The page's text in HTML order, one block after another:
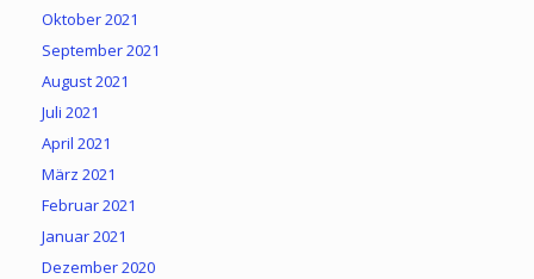
Oktober 2021
September 2021
August 2021
Juli 2021
April 2021
März 2021
Februar 2021
Januar 2021
Dezember 2020